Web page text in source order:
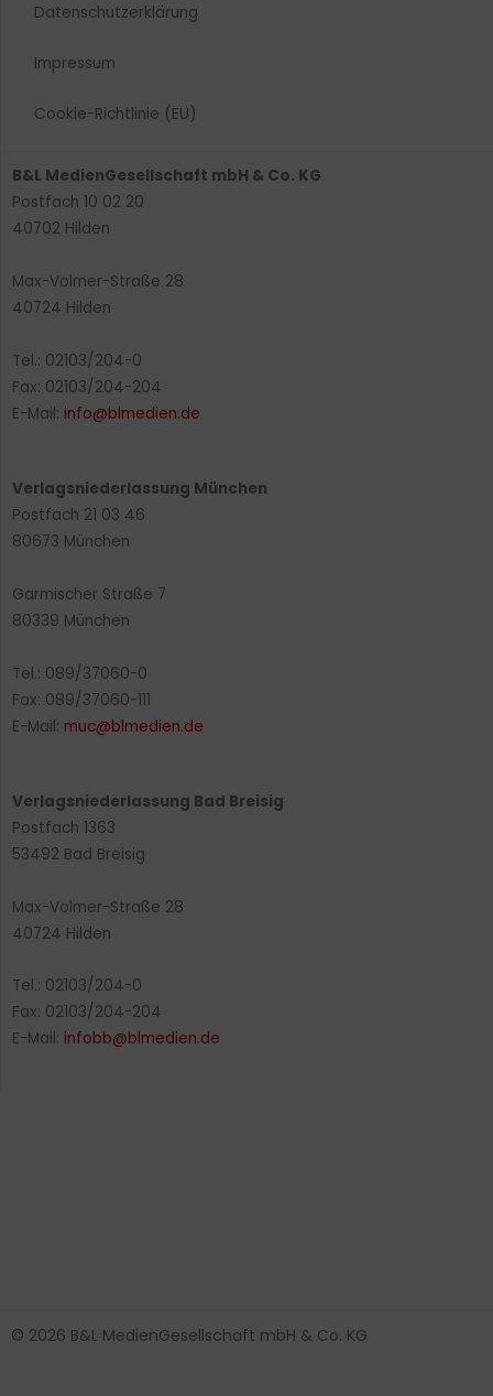
Datenschutzerklärung
Impressum
Cookie-Richtlinie (EU)
B&L MedienGesellschaft mbH & Co. KG
Postfach 10 02 20
40702 Hilden
Max-Volmer-Straße 28
40724 Hilden
Tel.: 02103/204-0
Fax: 02103/204-204
E-Mail: info@blmedien.de
Verlagsniederlassung München
Postfach 21 03 46
80673 München
Garmischer Straße 7
80339 München
Tel.: 089/37060-0
Fax: 089/37060-111
E-Mail: muc@blmedien.de
Verlagsniederlassung Bad Breisig
Postfach 1363
53492 Bad Breisig
Max-Volmer-Straße 28
40724 Hilden
Tel.: 02103/204-0
Fax: 02103/204-204
E-Mail: infobb@blmedien.de
© 2026 B&L MedienGesellschaft mbH & Co. KG